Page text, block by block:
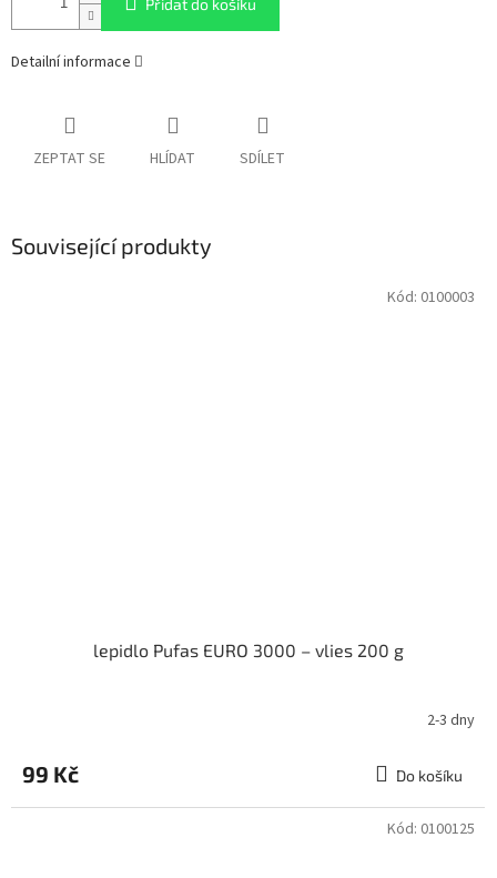
Přidat do košíku
Detailní informace
ZEPTAT SE HLÍDAT SDÍLET
Související produkty
lepidlo Pufas EURO 3000 – vlies 200 g
2-3 dny
99 Kč Do košíku
Kód: 0100003
Kód: 0100125